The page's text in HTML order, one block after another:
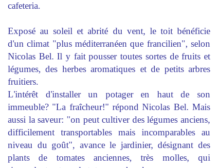
cafeteria.
Exposé au soleil et abrité du vent, le toit bénéficie
d'un climat "plus méditerranéen que francilien", selon
Nicolas Bel. Il y fait pousser toutes sortes de fruits et
légumes, des herbes aromatiques et de petits arbres
fruitiers.
L'intérêt d'installer un potager en haut de son
immeuble? "La fraîcheur!" répond Nicolas Bel. Mais
aussi la saveur: "on peut cultiver des légumes anciens,
difficilement transportables mais incomparables au
niveau du goût", avance le jardinier, désignant des
plants de tomates anciennes, très molles, qui